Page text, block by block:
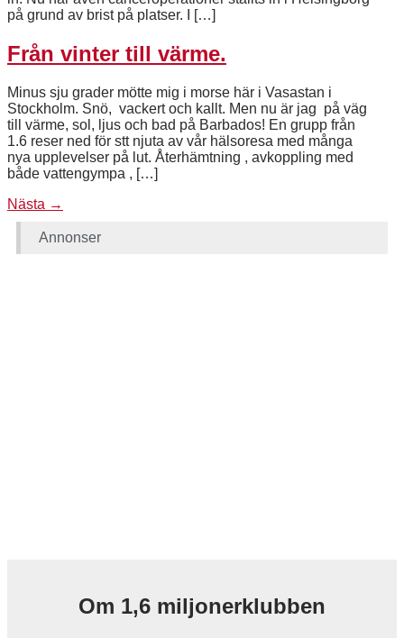
på grund av brist på platser. I […]
Från vinter till värme.
Minus sju grader mötte mig i morse här i Vasastan i
Stockholm. Snö, vackert och kallt. Men nu är jag på väg
till värme, sol, ljus och bad på Barbados! En grupp från
1.6 reser ned för stt njuta av vår hälsoresa med många
nya upplevelser på lut. Återhämtning , avkoppling med
både vattengympa , […]
Nästa →
Annonser
Om 1,6 miljonerklubben